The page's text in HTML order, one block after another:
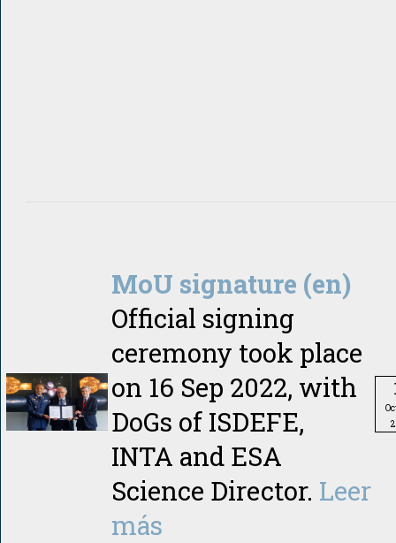
MoU signature (en)
Official signing
ceremony took place
on 16 Sep 2022, with
DoGs of ISDEFE,
INTA and ESA
Science Director. Leer
más